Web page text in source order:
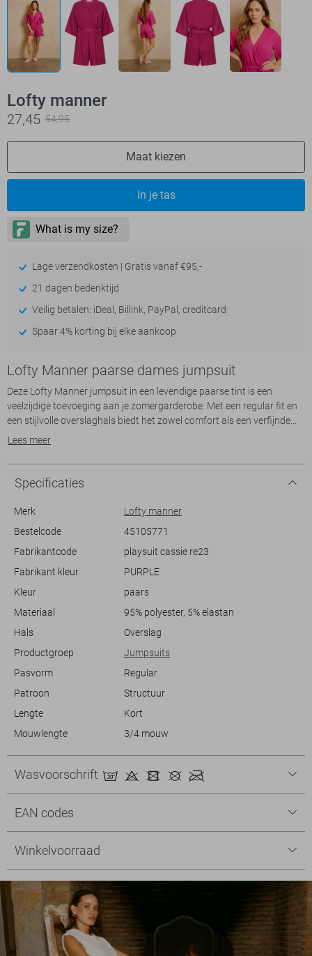
Lofty manner
27,45 54,95
Maat kiezen
In je tas
Lage verzendkosten | Gratis vanaf €95,-
21 dagen bedenktijd
Veilig betalen: iDeal, Billink, PayPal, creditcard
Spaar 4% korting bij elke aankoop
Lofty Manner paarse dames jumpsuit
Deze Lofty Manner jumpsuit in een levendige paarse tint is een
veelzijdige toevoeging aan je zomergarderobe. Met een regular fit en
een stijlvolle overslaghals biedt het zowel comfort als een verfijnde
uitstraling. De jumpsuit heeft een strikkoordsluiting om je taille perfect
luchtige en casual look zorgen. Gemaakt voor de zonnige dagen, voelt
deze jumpsuit licht aan op de huid en biedt het de bewegingsvrijheid
die je nodig hebt.
diverse gelegenheden, van een ontspannen dag in het park tot een
zomerse lunch met vrienden. Door de speelse, maar elegante look kun
je het gemakkelijk combineren met zowel sandalen als sneakers. Of je
deze jumpsuit staat garant voor een modieuze en comfortabele look,
passend bij jouw stijl.
Lees meer
Specificaties
Merk
Lofty manner
Bestelcode
45105771
Fabrikantcode
playsuit cassie re23
Fabrikant kleur
PURPLE
Kleur
paars
Materiaal
95% polyester, 5% elastan
Hals
Overslag
Productgroep
Jumpsuits
Pasvorm
Regular
Patroon
Structuur
Lengte
Kort
Mouwlengte
3/4 mouw
Wasvoorschrift
EAN codes
Winkelvoorraad